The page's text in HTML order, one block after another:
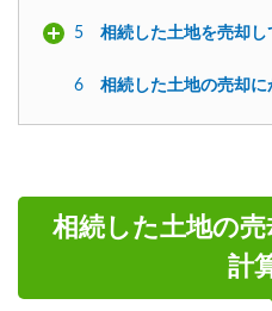
5 相続した土地を売却
6 相続した土地の売却に
相続した土地の
計